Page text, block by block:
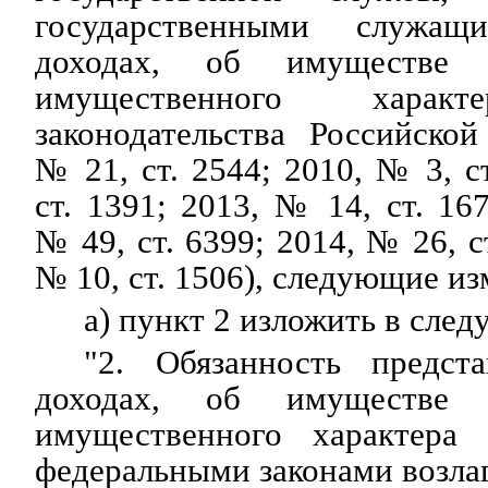
государственными
доходах, об имуществе и
имущественного
законодательства
№ 21, ст. 2544; 2010, № 3,
ст. 1391; 2013, № 14, ст.
№ 49, ст. 6399; 2014, № 26,
№ 10, ст. 1506), следующие
а) пункт 2 изложить в
"2. Обязанность
доходах, об имуществе и
имущественного
федеральными законами